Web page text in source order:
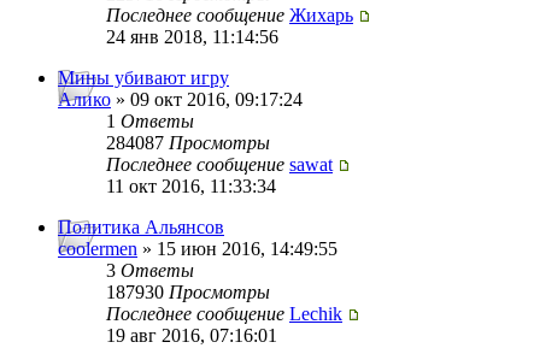
Последнее сообщение Жихарь
24 янв 2018, 11:14:56
Мины убивают игру
Алико » 09 окт 2016, 09:17:24
1 Ответы
284087 Просмотры
Последнее сообщение sawat
11 окт 2016, 11:33:34
Политика Альянсов
coolermen » 15 июн 2016, 14:49:55
3 Ответы
187930 Просмотры
Последнее сообщение Lechik
19 авг 2016, 07:16:01